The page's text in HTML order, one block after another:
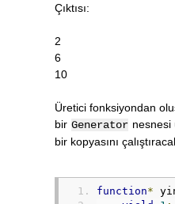
Çıktısı:
2
6
10
Üretici fonksiyondan
bir Generator nesnesi
bir kopyasını
function*